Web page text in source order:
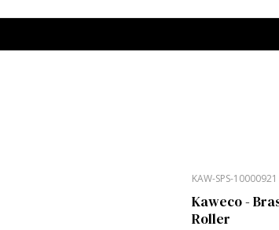
KAW-SPS-10000921
Kaweco -
Roller